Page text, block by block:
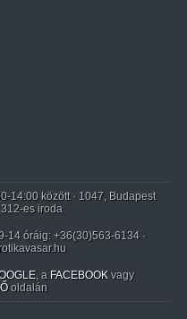
14:00 között · 1047, Budapest
es iroda
14 óráig: +36(30)563-6134 ·
, a FACEBOOK vagy
oldalán